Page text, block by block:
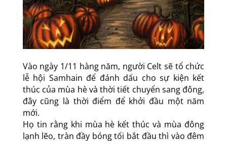
Vào ngày 1/11 hàng năm, người Celt sẽ tổ chức
lễ hội Samhain để đánh dấu cho sự kiện kết
thúc của mùa hè và thời tiết chuyển sang đông,
đây cũng là thời điểm để khởi đầu một năm
mới.
Họ tin rằng khi mùa hè kết thúc và mùa đông
lạnh lẽo, tràn đầy bóng tối bắt đầu thì vào đêm